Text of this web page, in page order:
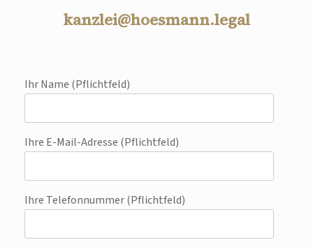
kanzlei@hoesmann.legal
Ihr Name (Pflichtfeld)
Ihre E-Mail-Adresse (Pflichtfeld)
Ihre Telefonnummer (Pflichtfeld)